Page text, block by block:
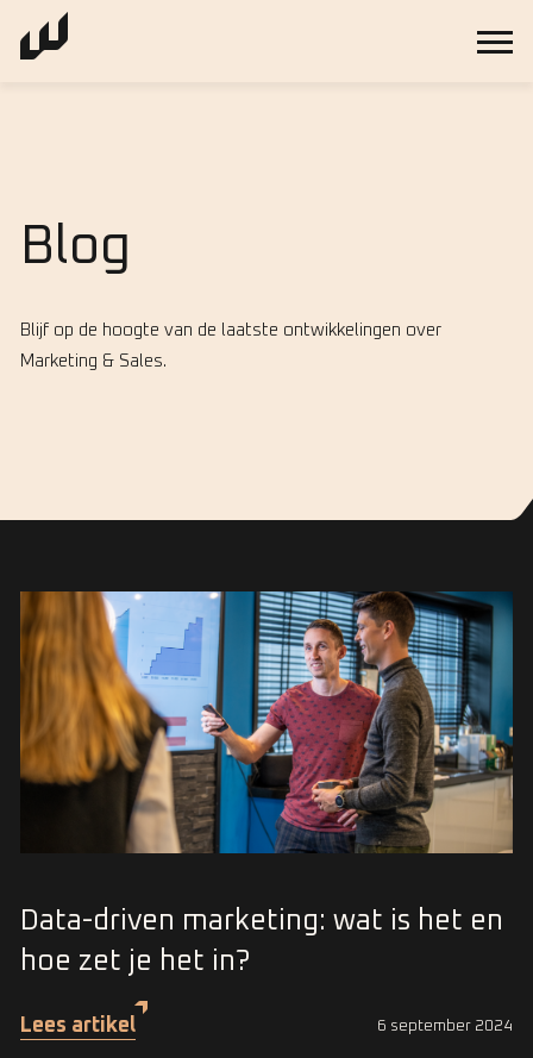
Blog
Blijf op de hoogte van de laatste ontwikkelingen over
Marketing & Sales.
Data-driven marketing: wat is het en
hoe zet je het in?
Lees artikel 6 september 2024